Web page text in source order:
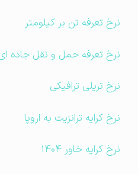
نرخ تعرفه تن بر کیلومتر
نرخ تعرفه حمل و نقل جاده ای کالا
نرخ تریلی ترافیکی
نرخ کرایه ترانزیت به اروپا
نرخ کرایه خاور ۱۴۰۴